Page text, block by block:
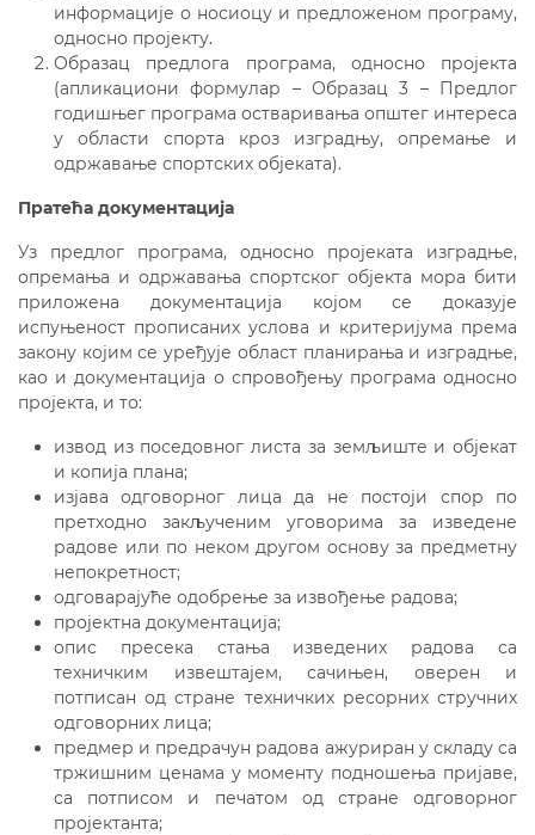
информације о носиоцу и предложеном програму,
односно пројекту.
Образац предлога програма, односно пројекта
(апликациони формулар – Образац 3 – Предлог
годишњег програма остваривања општег интереса
у области спорта кроз изградњу, опремање и
одржавање спортских објеката).
Пратећа документација
Уз предлог програма, односно пројеката изградње,
опремања и одржавања спортског објекта мора бити
приложена документација којом се доказује
испуњеност прописаних услова и критеријума према
закону којим се уређује област планирања и изградње,
као и документација о спровођењу програма односно
пројекта, и то:
извод из поседовног листа за земљиште и објекат
и копија плана;
изјава одговорног лица да не постоји спор по
претходно закљученим уговорима за изведене
радове или по неком другом основу за предметну
непокретност;
одговарајуће одобрење за извођење радова;
пројектна документација;
опис пресека стања изведених радова са
техничким извештајем, сачињен, оверен и
потписан од стране техничких ресорних стручних
одговорних лица;
предмер и предрачун радова ажуриран у складу са
тржишним ценама у моменту подношења пријаве,
са потписом и печатом од стране одговорног
пројектанта;